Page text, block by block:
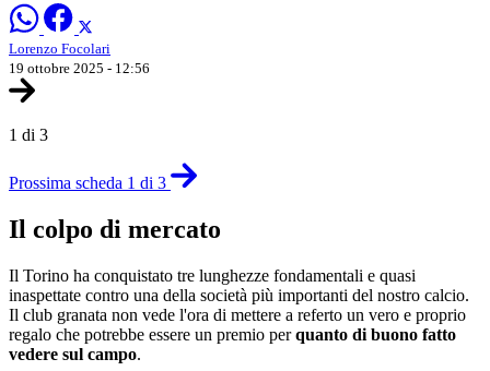
Lorenzo Focolari
19 ottobre 2025 - 12:56
1 di 3
Prossima scheda 1 di 3
Il colpo di mercato
Il Torino ha conquistato tre lunghezze fondamentali e quasi
inaspettate contro una della società più importanti del nostro calcio.
Il club granata non vede l'ora di mettere a referto un vero e proprio
regalo che potrebbe essere un premio perquanto di buono fatto
vedere sul campo.